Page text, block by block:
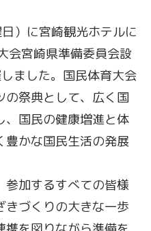
）に宮崎観光ホテルに
会宮崎県準備委員会設
ました。国民体育大会
の祭典として、広く国
、国民の健康増進と体
豊かな国民生活の発展
参加するすべての皆様
きづくりの大きな一歩